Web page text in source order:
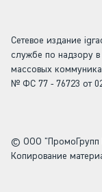
Сетевое издание
службе по надзору
массовых
№ ФС 77 - 76723 от
© ООО "ПромоГрупп
Копирование